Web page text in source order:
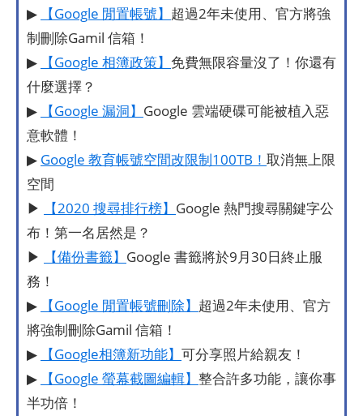
▶ 【Google 閒置帳號】 超過2年未使用、官方將強
制刪除Gamil 信箱！
▶
【Google 相簿政策】 免費無限容量沒了！你還有
什麼選擇？
▶
【Google 漏洞】 Google 雲端硬碟可能被植入惡
意軟體！
▶ Google 教育帳號空間改限制100TB！ 取消無上限
空間
▶
【2020 搜尋排行榜】 Google 熱門搜尋關鍵字公
布！第一名居然是？
▶
【備份書籤】 Google 書籤將於9月30日終止服
務！
▶
【Google 閒置帳號刪除】 超過2年未使用、官方
將強制刪除Gamil 信箱！
▶
【Google相簿新功能】 可分享照片給親友！
▶
【Google 螢幕截圖編輯】 整合許多功能，讓你事
半功倍！